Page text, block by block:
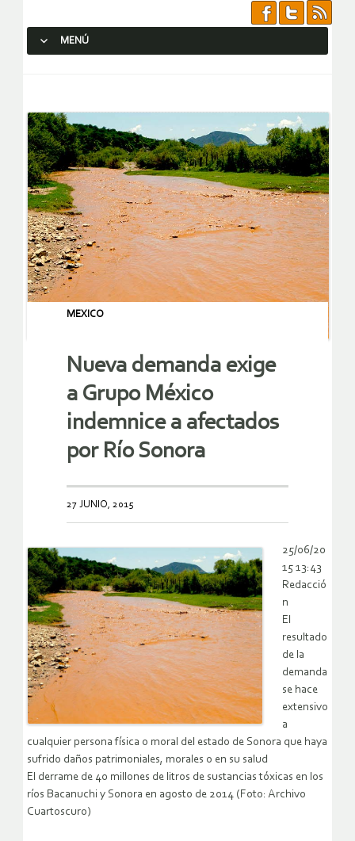
MENÚ
MEXICO
Nueva demanda exige
a Grupo México
indemnice a afectados
por Río Sonora
27 JUNIO, 2015
25/06/20
15 13:43
Redacció
n
El
resultado
de la
demanda
se hace
extensivo
a
cualquier persona física o moral del estado de Sonora que haya
sufrido daños patrimoniales, morales o en su salud
El derrame de 40 millones de litros de sustancias tóxicas en los
ríos Bacanuchi y Sonora en agosto de 2014 (Foto: Archivo
Cuartoscuro)